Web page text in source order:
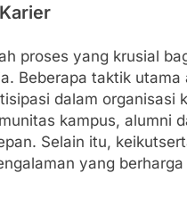
proses yang krusial
Beberapa taktik
dalam organisasi
kampus, alumni
Selain itu,
yang